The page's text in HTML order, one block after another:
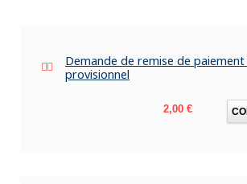
Demande de remise de
provisionnel
Prix
2,00 €